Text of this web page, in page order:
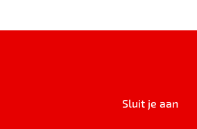
Sluit je aan